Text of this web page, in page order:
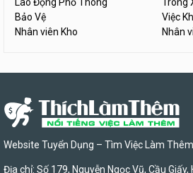
Bảo Vệ
Việc
Nhân viên Kho
Nhân
Website Tuyển Dụng – Tìm Việc Làm
Địa chỉ: Số 179, Nguyễn Ngọc Vũ, Cầu Giấy,